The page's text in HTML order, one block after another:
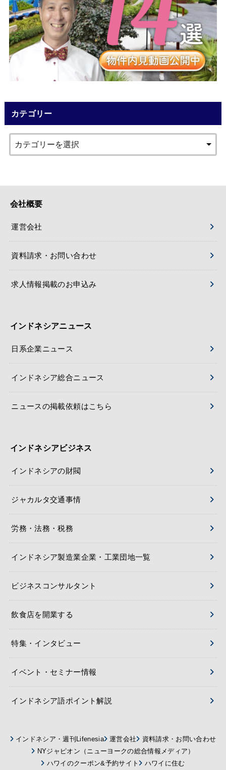
カテゴリー
会社概要
運営会社
資料請求・お問い合わせ
求人情報掲載のお申込み
インドネシアニュース
日系企業ニュース
インドネシア総合ニュース
ニュースの掲載依頼はこちら
インドネシアビジネス
インドネシアの財閥
ジャカルタ交通事情
労務・法務・税務
インドネシア製造業企業・工業団地一覧
ビジネスコンサルタント
飲食店を開業する
特集・インタビュー
イベント・セミナー情報
インドネシア語ポイント解説
インドネシア・週刊Lifenesia 運営会社
資料請求・お問い合わせ
NYジャピオン（ニューヨークの総合情報メディア）
ハワイのクーポン&予約サイト
ハワイに住む